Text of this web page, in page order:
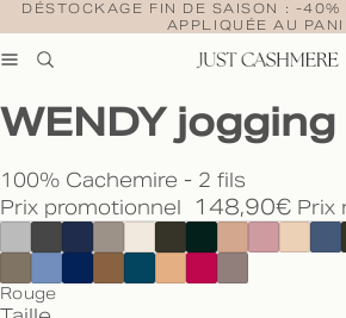
DÉSTOCKAGE FIN DE SAISON : -40%
APPLIQUÉE AU
WENDY
100% Cachemire - 2 fils
Prix promotionnel
148,90€ Prix
Rouge